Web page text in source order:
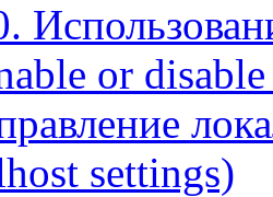
or
settings)